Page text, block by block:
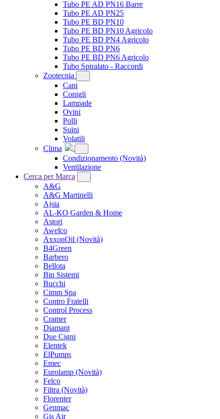
Tubo PE AD PN16 Barre
Tubo PE AD PN25
Tubo PE BD PN10
Tubo PE BD PN10 Agricolo
Tubo PE BD PN4 Agricolo
Tubo PE BD PN6
Tubo PE BD PN6 Agricolo
Tubo Spiralato - Raccordi
Zootecnia
Cani
Conigli
Lampade
Ovini
Polli
Suini
Volatili
Clima
Condizionamento (Novità)
Ventilazione
Cerca per Marca
A&G
A&G Martinelli
Ajsia
AL-KO Garden & Home
Astori
Awelco
AxxonOil (Novità)
B4Green
Barbero
Bellota
Bin Sistemi
Bucchi
Cimm Spa
Contro Fratelli
Control Process
Cramer
Diamant
Due Cigni
Elentek
ElPumps
Emec
Eurolamp (Novità)
Felco
Filtra (Novità)
Florenter
Genmac
Gis Air